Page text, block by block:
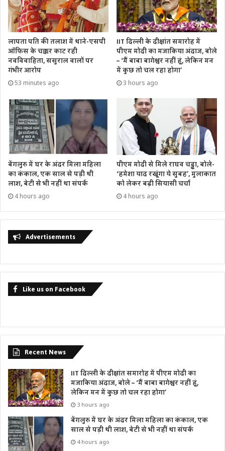
हुआ था।
Threatening to Rahul Gandhi
लापता पति की तलाश में थाने-एसपी
ऑफिस के चक्कर काट रही
नवविवाहिता, ससुराल वालों पर
गंभीर आरोप
53 minutes ago
IIT दिल्ली के दीक्षांत समारोह में
पीएम मोदी का मजाकिया अंदाज, बोले
– ‘मैं बाबा बागेश्वर नहीं हूं, लेकिन मन
में कुछ तो चल रहा होगा’
3 hours ago
बेंगलुरु में घर के अंदर मिला महिला
का कंकाल, एक साल से पड़ी थी
लाश, बेटी से भी नहीं था संपर्क
4 hours ago
पीएम मोदी से मिले राघव चड्ढा, बोले-
‘हमेशा याद रखूंगा ये सुबह’, मुलाकात
को लेकर बढ़ी सियासी चर्चा
4 hours ago
Advertisements
Like us on Facebook
Recent News
IIT दिल्ली के दीक्षांत समारोह में पीएम मोदी का
मजाकिया अंदाज, बोले – ‘मैं बाबा बागेश्वर नहीं हूं,
लेकिन मन में कुछ तो चल रहा होगा’
3 hours ago
बेंगलुरु में घर के अंदर मिला महिला का कंकाल, एक
साल से पड़ी थी लाश, बेटी से भी नहीं था संपर्क
4 hours ago